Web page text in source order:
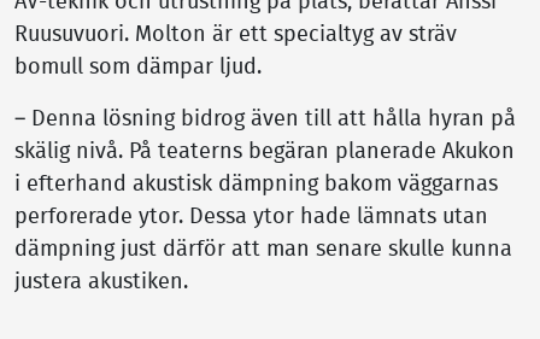
Ruusuvuori. Molton är ett specialtyg av sträv
bomull som dämpar ljud.
– Denna lösning bidrog även till att hålla hyran på
skälig nivå. På teaterns begäran planerade Akukon
i efterhand akustisk dämpning bakom väggarnas
perforerade ytor. Dessa ytor hade lämnats utan
dämpning just därför att man senare skulle kunna
justera akustiken.